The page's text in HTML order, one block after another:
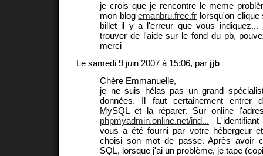
je crois que je rencontre le meme
mon blogemanbru.free.fr lorsqu'on clique
billet il y a l'erreur que vous
trouver de l'aide sur le fond du pb,
merci
Le samedi 9 juin 2007 à 15:06, par jjb
Chère Emmanuelle,
je ne suis hélas pas un grand
données. Il faut certainement entrer
MySQL et la réparer. Sur online
phpmyadmin.online.net/ind...
vous a été fourni par votre hébergeur
choisi son mot de passe. Après avoir
SQL, lorsque j'ai un problème, je tape